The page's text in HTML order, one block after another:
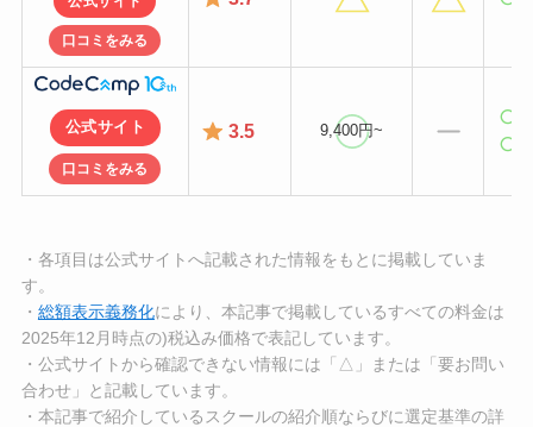
口コミをみる
公式サイト
口コミをみる
3.5 9,400円~
・各項目は公式サイトへ記載された情報をもとに掲載していま
す。
・ 総額表示義務化により、本記事で掲載しているすべての料金は
2025年12月時点の)税込み価格で表記しています。
・公式サイトから確認できない情報には「△」または「要お問い
合わせ」と記載しています。
・本記事で紹介しているスクールの紹介順ならびに選定基準の詳